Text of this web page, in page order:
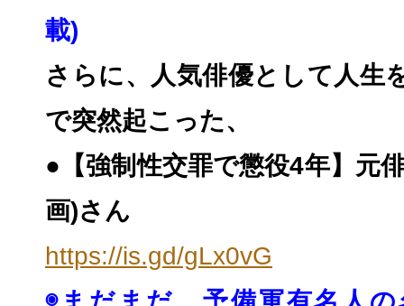
載)
さらに、人気俳優として人生
で突然起こった、
●【強制性交罪で懲役4年】元
画)さん
https://is.gd/gLx0vG